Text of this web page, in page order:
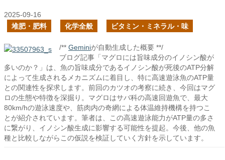
2025-09-16
堆肥・肥料
化学全般 ビタミン・ミネラル・味
/** Geminiが自動生成した概要 **/
ブログ記事「マグロには旨味成分のイノシン酸が
多いのか？」は、魚の旨味成分であるイノシン酸が死後のATP分解
によって生成されるメカニズムに着目し、特に高速遊泳魚のATP量
との関連性を探求します。前回のカツオの考察に続き、今回はマグ
ロの生態や特徴を深掘り。マグロはサバ科の高速回遊魚で、最大
80km/hの遊泳速度や、筋肉内の奇網による体温維持機構を持つこ
とが紹介されています。筆者は、この高速遊泳能力がATP量の多さ
に繋がり、イノシン酸生成に影響する可能性を提起。今後、他の魚
種と比較しながらこの仮説を検証していく方針を示しています。